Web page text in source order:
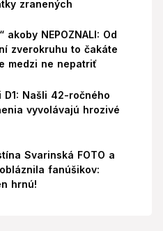
zranených
akoby NEPOZNALI: Od
zverokruhu to čakáte
medzi ne nepatriť
D1: Našli 42-ročného
vyvolávajú hrozivé
Svarinská FOTO a
fanúšikov:
hrnú!